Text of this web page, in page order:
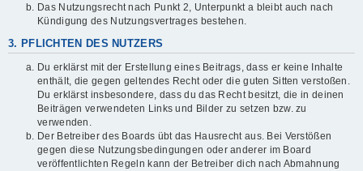
Das Nutzungsrecht nach Punkt 2, Unterpunkt a bleibt auch nach
Kündigung des Nutzungsvertrages bestehen.
3. PFLICHTEN DES NUTZERS
Du erklärst mit der Erstellung eines Beitrags, dass er keine Inhalte
enthält, die gegen geltendes Recht oder die guten Sitten verstoßen.
Du erklärst insbesondere, dass du das Recht besitzt, die in deinen
Beiträgen verwendeten Links und Bilder zu setzen bzw. zu
verwenden.
Der Betreiber des Boards übt das Hausrecht aus. Bei Verstößen
gegen diese Nutzungsbedingungen oder anderer im Board
veröffentlichten Regeln kann der Betreiber dich nach Abmahnung